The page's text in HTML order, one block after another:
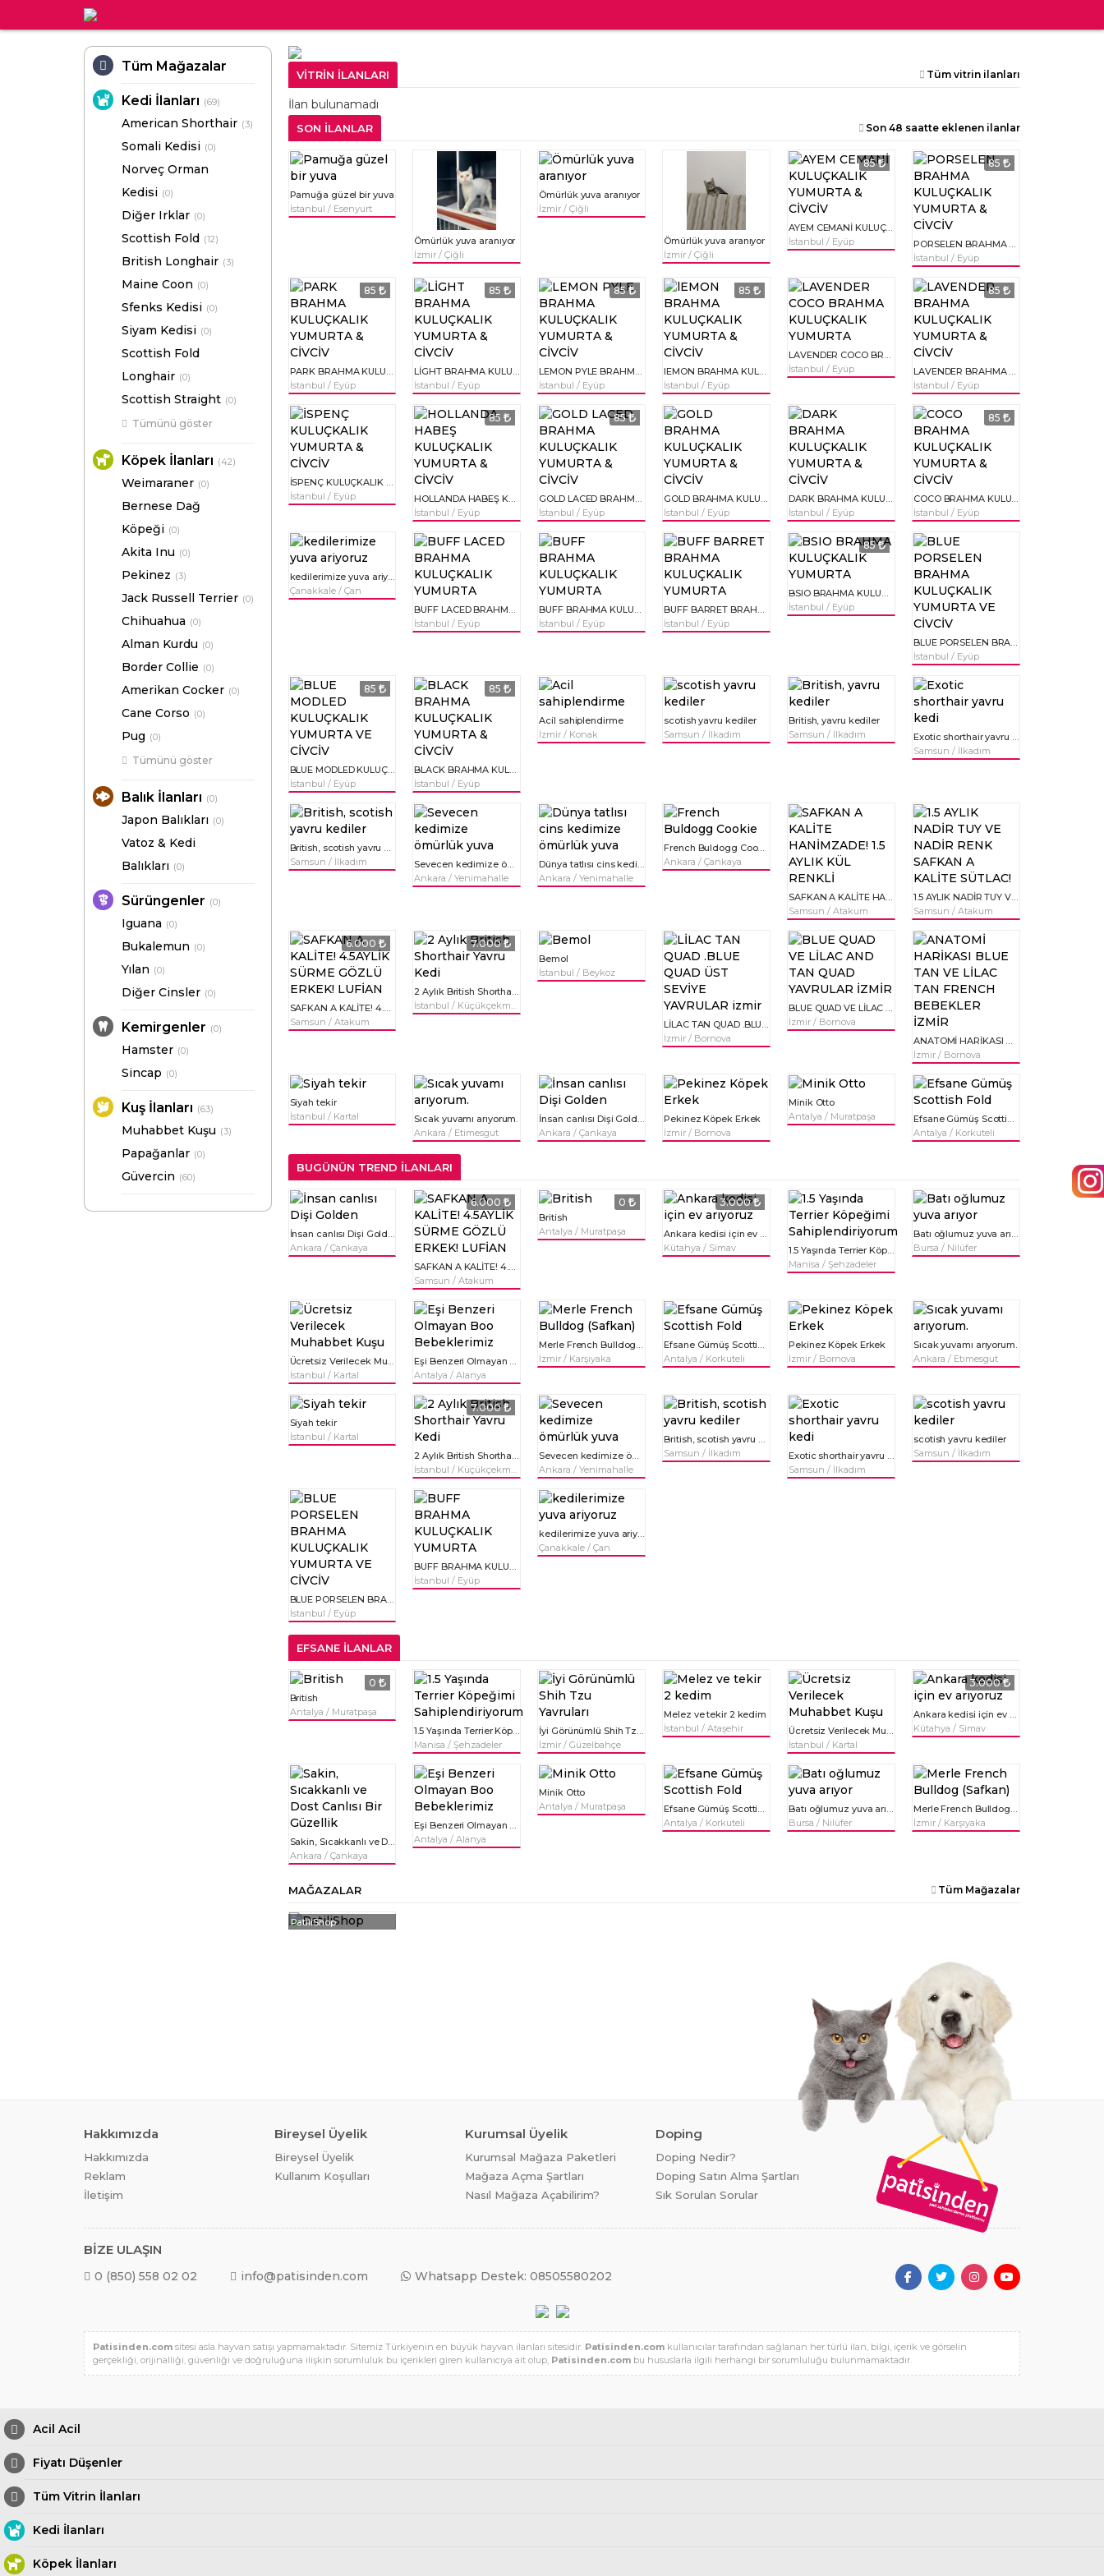
Tüm Mağazalar
Kedi İlanları (69)
American Shorthair (3)
Somali Kedisi (0)
Norveç Orman
Kedisi (0)
Diğer Irklar (0)
Scottish Fold (12)
British Longhair (3)
Maine Coon (0)
Sfenks Kedisi (0)
Siyam Kedisi (0)
Scottish Fold
Longhair (0)
Scottish Straight (0)
Tümünü göster
Köpek İlanları (42)
Weimaraner (0)
Bernese Dağ
Köpeği (0)
Akita Inu (0)
Pekinez (3)
Jack Russell Terrier (0)
Chihuahua (0)
Alman Kurdu (0)
Border Collie (0)
Amerikan Cocker (0)
Cane Corso (0)
Pug (0)
Tümünü göster
Balık İlanları (0)
Japon Balıkları (0)
Vatoz & Kedi
Balıkları (0)
Sürüngenler (0)
Iguana (0)
Bukalemun (0)
Yılan (0)
Diğer Cinsler (0)
Kemirgenler (0)
Hamster (0)
Sincap (0)
Kuş İlanları (63)
Muhabbet Kuşu (3)
Papağanlar (0)
Güvercin (60)
VİTRİN İLANLARI Tüm vitrin ilanları
İlan bulunamadı
SON İLANLAR Son 48 saatte eklenen ilanlar
Pamuğa güzel bir yuva
İstanbul / Esenyurt
Ömürlük yuva aranıyor
İzmir / Çiğli
Ömürlük yuva aranıyor
İzmir / Çiğli
Ömürlük yuva aranıyor
İzmir / Çiğli
85
AYEM CEMANİ KULUÇKALIK YUMURTA & CİVCİV
İstanbul / Eyüp
85
PORSELEN BRAHMA KULUÇKALIK YUMURTA & CİVCİV
İstanbul / Eyüp
85
PARK BRAHMA KULUÇKALIK YUMURTA & CİVCİV
İstanbul / Eyüp
85
LİGHT BRAHMA KULUÇKALIK YUMURTA & CİVCİV
İstanbul / Eyüp
85
LEMON PYLE BRAHMA KULUÇKALIK YUMURTA & CİVCİV
İstanbul / Eyüp
85
lEMON BRAHMA KULUÇKALIK YUMURTA & CİVCİV
İstanbul / Eyüp
LAVENDER COCO BRAHMA KULUÇKALIK YUMURTA
İstanbul / Eyüp
85
LAVENDER BRAHMA KULUÇKALIK YUMURTA & CİVCİV
İstanbul / Eyüp
İSPENÇ KULUÇKALIK YUMURTA & CİVCİV
İstanbul / Eyüp
85
HOLLANDA HABEŞ KULUÇKALIK YUMURTA & CİVCİV
İstanbul / Eyüp
85
GOLD LACED BRAHMA KULUÇKALIK YUMURTA & CİVCİV
İstanbul / Eyüp
GOLD BRAHMA KULUÇKALIK YUMURTA & CİVCİV
İstanbul / Eyüp
DARK BRAHMA KULUÇKALIK YUMURTA & CİVCİV
İstanbul / Eyüp
85
COCO BRAHMA KULUÇKALIK YUMURTA & CİVCİV
İstanbul / Eyüp
kedilerimize yuva ariyoruz
Çanakkale / Çan
BUFF LACED BRAHMA KULUÇKALIK YUMURTA
İstanbul / Eyüp
BUFF BRAHMA KULUÇKALIK YUMURTA
İstanbul / Eyüp
BUFF BARRET BRAHMA KULUÇKALIK YUMURTA
İstanbul / Eyüp
85
BSIO BRAHMA KULUÇKALIK YUMURTA
İstanbul / Eyüp
BLUE PORSELEN BRAHMA KULUÇKALIK YUMURTA VE CİVCİV
İstanbul / Eyüp
85
BLUE MODLED KULUÇKALIK YUMURTA VE CİVCİV
İstanbul / Eyüp
85
BLACK BRAHMA KULUÇKALIK YUMURTA & CİVCİV
İstanbul / Eyüp
Acil sahiplendirme
İzmir / Konak
scotish yavru kediler
Samsun / İlkadım
British, yavru kediler
Samsun / İlkadım
Exotic shorthair yavru kedi
Samsun / İlkadım
British, scotish yavru kediler
Samsun / İlkadım
Sevecen kedimize ömürlük yuva
Ankara / Yenimahalle
Dünya tatlısı cins kedimize ömürlük yuva
Ankara / Yenimahalle
French Buldogg Cookie
Ankara / Çankaya
SAFKAN A KALİTE HANİMZADE! 1.5 AYLIK KÜL RENKLİ
Samsun / Atakum
1.5 AYLIK NADİR TUY VE NADİR RENK SAFKAN A KALİTE SÜTLAC!
Samsun / Atakum
6.000
SAFKAN A KALİTE! 4.5AYLİK SÜRME GÖZLÜ ERKEK! LUFİAN
Samsun / Atakum
7.000
2 Aylık British Shorthair Yavru Kedi
İstanbul / Küçükçekmece
Bemol
İstanbul / Beykoz
LİLAC TAN QUAD .BLUE QUAD ÜST SEVİYE YAVRULAR izmir
İzmir / Bornova
BLUE QUAD VE LİLAC AND TAN QUAD YAVRULAR İZMİR
İzmir / Bornova
ANATOMİ HARİKASI BLUE TAN VE LİLAC TAN FRENCH BEBEKLER İZMİR
İzmir / Bornova
Siyah tekir
İstanbul / Kartal
Sıcak yuvamı arıyorum.
Ankara / Etimesgut
İnsan canlısı Dişi Golden
Ankara / Çankaya
Pekinez Köpek Erkek
İzmir / Bornova
Minik Otto
Antalya / Muratpaşa
Efsane Gümüş Scottish Fold
Antalya / Korkuteli
BUGÜNÜN TREND İLANLARI
İnsan canlısı Dişi Golden
Ankara / Çankaya
6.000
SAFKAN A KALİTE! 4.5AYLİK SÜRME GÖZLÜ ERKEK! LUFİAN
Samsun / Atakum
0
British
Antalya / Muratpaşa
3.000
Ankara kedisi için ev arıyoruz
Kütahya / Simav
1.5 Yaşında Terrier Köpeğimi Sahiplendiriyorum
Manisa / Şehzadeler
Batı oğlumuz yuva arıyor
Bursa / Nilüfer
Ücretsiz Verilecek Muhabbet Kuşu
İstanbul / Kartal
Eşi Benzeri Olmayan Boo Bebeklerimiz
Antalya / Alanya
Merle French Bulldog (Safkan)
İzmir / Karşıyaka
Efsane Gümüş Scottish Fold
Antalya / Korkuteli
Pekinez Köpek Erkek
İzmir / Bornova
Sıcak yuvamı arıyorum.
Ankara / Etimesgut
Siyah tekir
İstanbul / Kartal
7.000
2 Aylık British Shorthair Yavru Kedi
İstanbul / Küçükçekmece
Sevecen kedimize ömürlük yuva
Ankara / Yenimahalle
British, scotish yavru kediler
Samsun / İlkadım
Exotic shorthair yavru kedi
Samsun / İlkadım
scotish yavru kediler
Samsun / İlkadım
BLUE PORSELEN BRAHMA KULUÇKALIK YUMURTA VE CİVCİV
İstanbul / Eyüp
BUFF BRAHMA KULUÇKALIK YUMURTA
İstanbul / Eyüp
kedilerimize yuva ariyoruz
Çanakkale / Çan
EFSANE İLANLAR
0
British
Antalya / Muratpaşa
1.5 Yaşında Terrier Köpeğimi Sahiplendiriyorum
Manisa / Şehzadeler
İyi Görünümlü Shih Tzu Yavruları
İzmir / Güzelbahçe
Melez ve tekir 2 kedim
İstanbul / Ataşehir
Ücretsiz Verilecek Muhabbet Kuşu
İstanbul / Kartal
3.000
Ankara kedisi için ev arıyoruz
Kütahya / Simav
Sakin, Sıcakkanlı ve Dost Canlısı Bir Güzellik
Ankara / Çankaya
Eşi Benzeri Olmayan Boo Bebeklerimiz
Antalya / Alanya
Minik Otto
Antalya / Muratpaşa
Efsane Gümüş Scottish Fold
Antalya / Korkuteli
Batı oğlumuz yuva arıyor
Bursa / Nilüfer
Merle French Bulldog (Safkan)
İzmir / Karşıyaka
MAĞAZALAR Tüm Mağazalar
PatiliShop
Hakkımızda
Hakkımızda
Reklam
İletişim
Bireysel Üyelik
Bireysel Üyelik
Kullanım Koşulları
Kurumsal Üyelik
Kurumsal Mağaza Paketleri
Mağaza Açma Şartları
Nasıl Mağaza Açabilirim?
Doping
Doping Nedir?
Doping Satın Alma Şartları
Sık Sorulan Sorular
BİZE ULAŞIN
0 (850) 558 02 02 info@patisinden.com Whatsapp Destek: 08505580202
Patisinden.com sitesi asla hayvan satışı yapmamaktadır. Sitemiz Türkiyenin en büyük hayvan ilanları sitesidir. Patisinden.com kullanıcılar tarafından sağlanan her türlü ilan, bilgi, içerik ve görselin
gerçekliği, orijinalliği, güvenliği ve doğruluğuna ilişkin sorumluluk bu içerikleri giren kullanıcıya ait olup, Patisinden.com bu hususlarla ilgili herhangi bir sorumluluğu bulunmamaktadır.
Acil Acil
Fiyatı Düşenler
Tüm Vitrin İlanları
Kedi İlanları
Köpek İlanları